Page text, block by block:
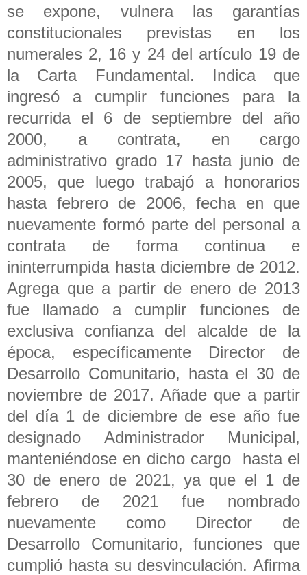
se expone, vulnera las garantías
constitucionales previstas en los
numerales 2, 16 y 24 del artículo 19 de
la Carta Fundamental. Indica que
ingresó a cumplir funciones para la
recurrida el 6 de septiembre del año
2000, a contrata, en cargo
administrativo grado 17 hasta junio de
2005, que luego trabajó a honorarios
hasta febrero de 2006, fecha en que
nuevamente formó parte del personal a
contrata de forma continua e
ininterrumpida hasta diciembre de 2012.
Agrega que a partir de enero de 2013
fue llamado a cumplir funciones de
exclusiva confianza del alcalde de la
época, específicamente Director de
Desarrollo Comunitario, hasta el 30 de
noviembre de 2017. Añade que a partir
del día 1 de diciembre de ese año fue
designado Administrador Municipal,
manteniéndose en dicho cargo hasta el
30 de enero de 2021, ya que el 1 de
febrero de 2021 fue nombrado
nuevamente como Director de
Desarrollo Comunitario, funciones que
cumplió hasta su desvinculación. Afirma